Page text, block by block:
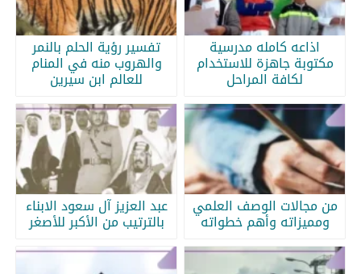
اذاعه كامله مدرسية
مكتوبة جاهزة للاستخدام
لكافة المراحل
تفسير رؤية الحلم بالنمر
والهروب منه في المنام
للعالم ابن سيرين
من مجالات الوصف العلمي
ومميزاته وأهم خطواته
عبد العزيز آل سعود الابناء
بالترتيب من الأكبر للأصغر